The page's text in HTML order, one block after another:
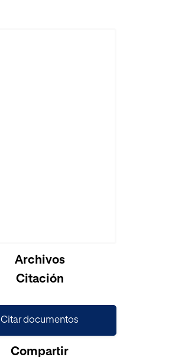
Archivos
Citación
Citar documentos
Compartir